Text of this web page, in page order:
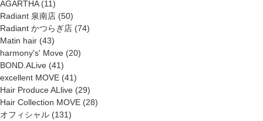
AGARTHA(11)
Radiant 泉南店 (50)
Radiant かつらぎ店 (74)
Matin hair (43)
harmony's' Move (20)
BOND.ALive (41)
excellent MOVE (41)
Hair Produce ALlive (29)
Hair Collection MOVE (28)
オフィシャル (131)